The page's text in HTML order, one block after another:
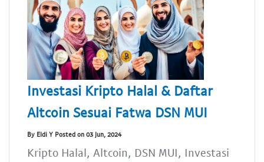
Investasi Kripto Halal & Daftar
Altcoin Sesuai Fatwa DSN MUI
By Eldi Y Posted on 03 Jun, 2024
Kripto Halal, Altcoin, DSN MUI, Investasi